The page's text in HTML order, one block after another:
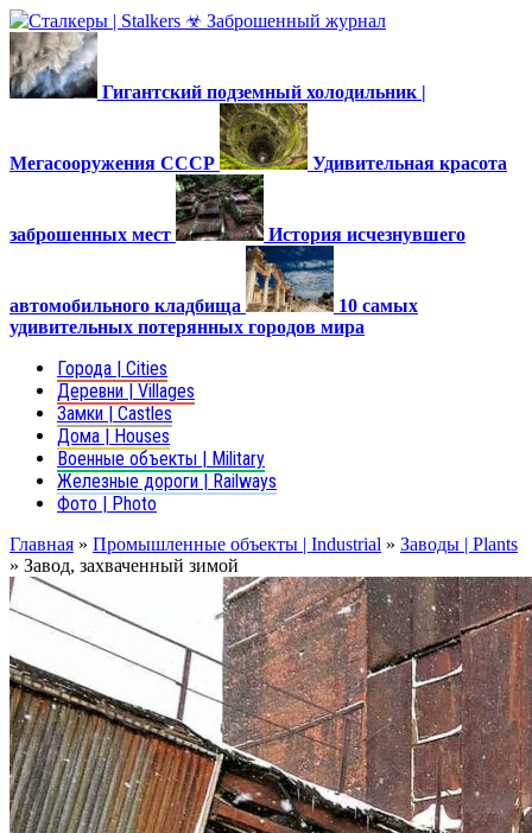
Гигантский подземный холодильник |
Мегасооружения СССР Удивительная красота
заброшенных мест История исчезнувшего
автомобильного кладбища
10 самых
удивительных потерянных городов мира
Города | Cities
Деревни | Villages
Замки | Castles
Дома | Houses
Военные объекты | Military
Железные дороги | Railways
Фото | Photo
Главная » Промышленные объекты | Industrial » Заводы | Plants
» Завод, захваченный зимой